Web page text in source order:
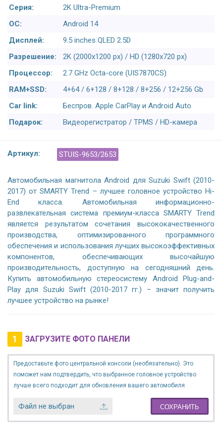
Серия:
2K Ultra-Premium
ОС:
Android 14
Дисплей:
9.5 inches QLED 2.5D
Разрешение:
2K (2000x1200 px) / HD (1280x720 px)
Процессор:
2.7 GHz Octa-core (UIS7870CS)
RAM+SSD:
4+64 / 6+128 / 8+128 / 8+256 / 12+256 Gb
Car link:
Беспров. Apple CarPlay и Android Auto
Подарок:
Видеорегистратор / TPMS / HD-камера
Артикул: STUIS-9653/2653
Автомобильная магнитола Android для Suzuki Swift (2010-
2017) от SMARTY Trend – лучшее головное устройство Hi-
End класса. Автомобильная информационно-
развлекательная система премиум-класса SMARTY Trend
является результатом сочетания высококачественного
производства, оптимизированного программного
обеспечения и использования лучших высокоэффективных
компонентов, обеспечивающих высочайшую
производительность, доступную на сегодняшний день.
Купить автомобильную стереосистему Android Plug-and-
Play для Suzuki Swift (2010-2017 гг.) – значит получить
лучшее устройство на рынке!
1 ЗАГРУЗИТЕ ФОТО ПАНЕЛИ
Предоставьте фото центральной консоли (необязательно). Это
поможет нам подтвердить, что выбранное головное устройство
лучше всего подходит для обновления вашего автомобиля.
Файл не выбран СОХРАНИТЬ